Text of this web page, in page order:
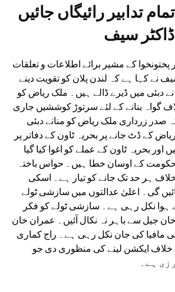
تدابیر رائیگاں جائیں
سیف
پختونخوا کے مشیر برائے اطلاعات و تعلقات
نے کہا ہے کہ لندن پلان کو تقویت دینے
دبئی میں ڈیرے ڈالے ہیں۔ ملک ریاض کو
گواہ بنانے کے لئے سرتوڑ کوششیں جاری
صدر زرداری ملک ریاض کو منانے دبئی
کے ڈٹ جانے پر بحریہ ٹاون کے دفاتر پر
اور بحریہ ٹاون کے عملے کو اغوا کیا گیا
جعلی فارم 47 حکومت کے اوسان خطا ہیں۔ حواس باختہ
ہر حد تک جانے کو تیار ہے۔ اسکی
جائیں گی۔ اعلیٰ عدالتوں میں سازشی ٹولے
نکل رہی ہے۔ سازشی ٹولے کو فکر
جیل سے باہر نہ نکال آئیں۔ عمران خان
کی جان نکل رہی ہے۔ راج کماری
خلاف ایکشن لینے کی منظوری دی جو